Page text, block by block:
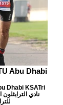
Abu Dhabi
Dhabi KSATri
نادي